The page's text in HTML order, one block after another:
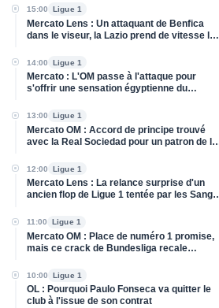
15:00 Ligue 1
Mercato Lens : Un attaquant de Benfica
dans le viseur, la Lazio prend de vitesse les
14:00 Ligue 1
Mercato : L'OM passe à l'attaque pour
s'offrir une sensation égyptienne du
13:00 Ligue 1
Mercato OM : Accord de principe trouvé
avec la Real Sociedad pour un patron de la
12:00 Ligue 1
Mercato Lens : La relance surprise d'un
ancien flop de Ligue 1 tentée par les Sang
11:00 Ligue 1
Mercato OM : Place de numéro 1 promise,
mais ce crack de Bundesliga recale
10:00 Ligue 1
OL : Pourquoi Paulo Fonseca va quitter le
club à l'issue de son contrat